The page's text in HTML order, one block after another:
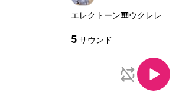
エレクトーン🎹ウクレレ
5 サウンド